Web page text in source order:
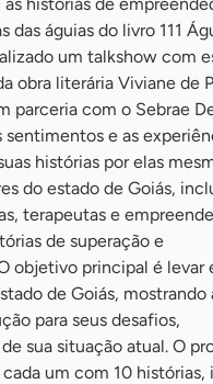
das águias do livro 111
um talkshow com
obra literária Viviane de
parceria com o Sebrae
sentimentos e as
histórias por elas
do estado de Goiás,
terapeutas e
de superação e
objetivo principal é levar
de Goiás, mostrando
para seus desafios,
sua situação atual. O
um com 10 histórias,